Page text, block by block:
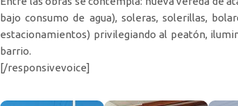
bajo consumo de agua), soleras, solerillas,
estacionamientos) privilegiando al peatón,
barrio.
[/responsivevoice]